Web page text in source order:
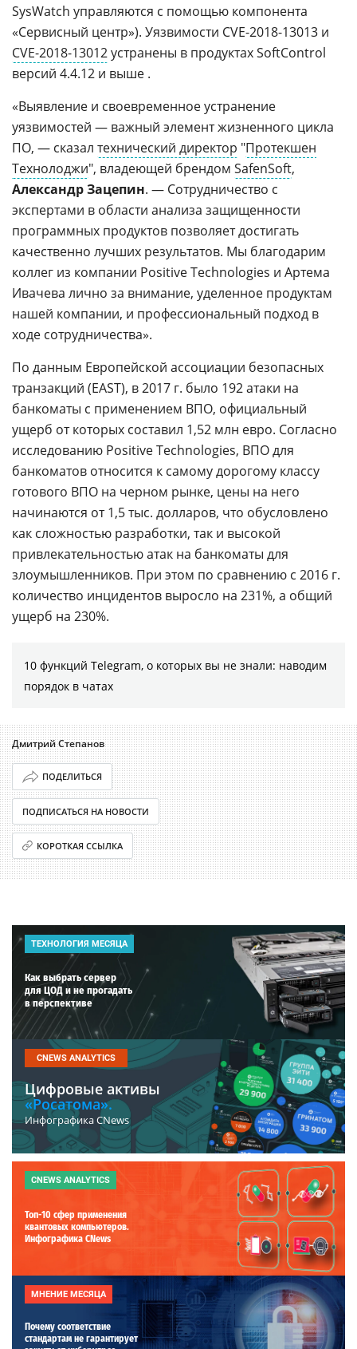
SysWatch управляются с помощью компонента
«Сервисный центр»). Уязвимости CVE-2018-13013 и
CVE-2018-13012устранены в продуктах SoftControl
версий 4.4.12 и выше .
«Выявление и своевременное устранение
уязвимостей — важный элемент жизненного цикла
ПО, — сказал технический директор "Протекшен
Технолоджи", владеющей брендом SafenSoft,
Александр Зацепин. — Сотрудничество с
экспертами в области анализа защищенности
программных продуктов позволяет достигать
качественно лучших результатов. Мы благодарим
коллег из компании Positive Technologies и Артема
Ивачева лично за внимание, уделенное продуктам
нашей компании, и профессиональный подход в
ходе сотрудничества».
По данным Европейской ассоциации безопасных
транзакций (EAST), в 2017 г. было 192 атаки на
банкоматы с применением ВПО, официальный
ущерб от которых составил 1,52 млн евро. Согласно
исследованию Positive Technologies, ВПО для
банкоматов относится к самому дорогому классу
готового ВПО на черном рынке, цены на него
начинаются от 1,5 тыс. долларов, что обусловлено
как сложностью разработки, так и высокой
привлекательностью атак на банкоматы для
злоумышленников. При этом по сравнению с 2016 г.
количество инцидентов выросло на 231%, а общий
ущерб на 230%.
10 функций Telegram, о которых вы не знали: наводим
порядок в чатах
Дмитрий Степанов
ПОДЕЛИТЬСЯ
ПОДПИСАТЬСЯ НА НОВОСТИ
КОРОТКАЯ ССЫЛКА
ТЕХНОЛОГИЯ МЕСЯЦА
Как выбрать сервер
для ЦОД и не прогадать
в перспективе
CNEWS ANALYTICS
Цифровые активы
«Росатома».
Инфографика CNews
CNEWS ANALYTICS
Топ-10 сфер применения
квантовых компьютеров.
Инфографика CNews
МНЕНИЕ МЕСЯЦА
Почему соответствие
стандартам не гарантирует